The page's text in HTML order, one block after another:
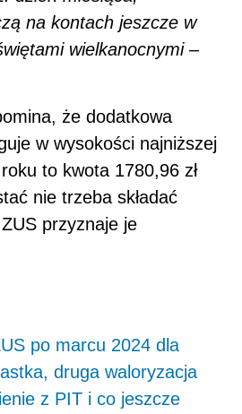
na kontach jeszcze w
wielkanocnymi –
że dodatkowa
w wysokości najniższej
to kwota 1780,96 zł
nie trzeba składać
przyznaje je
po marcu 2024 dla
druga waloryzacja
z PIT i co jeszcze